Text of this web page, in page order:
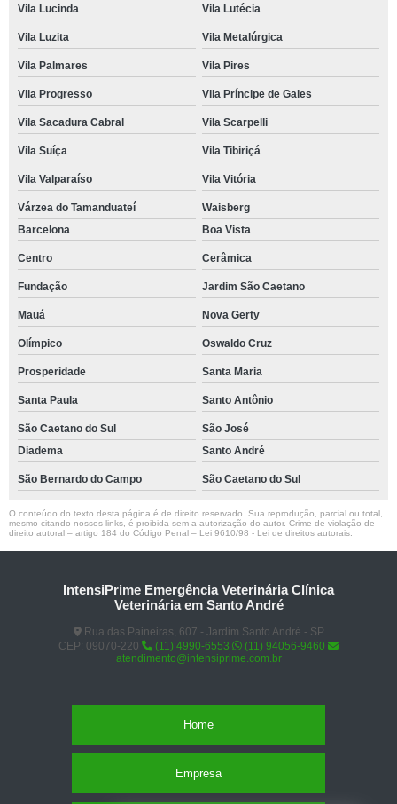
Vila Lucinda Vila Lutécia
Vila Luzita Vila Metalúrgica
Vila Palmares Vila Pires
Vila Progresso Vila Príncipe de Gales
Vila Sacadura Cabral Vila Scarpelli
Vila Suíça Vila Tibiriçá
Vila Valparaíso Vila Vitória
Várzea do Tamanduateí
Waisberg
Barcelona
Boa Vista
Centro Cerâmica
Fundação Jardim São Caetano
Mauá Nova Gerty
Olímpico Oswaldo Cruz
Prosperidade Santa Maria
Santa Paula Santo Antônio
São Caetano do Sul
São José
Diadema
Santo André
São Bernardo do Campo São Caetano do Sul
O conteúdo do texto desta página é de direito reservado. Sua reprodução, parcial ou total,
mesmo citando nossos links, é proibida sem a autorização do autor. Crime de violação de
direito autoral – artigo 184 do Código Penal – Lei 9610/98 - Lei de direitos autorais
IntensiPrime Emergência Veterinária Clínica
Veterinária em Santo André
Rua das Paineiras, 607 - Jardim Santo André - SP
CEP: 09070-220
(11) 4990-6553
(11) 94056-9460
atendimento@intensiprime.com.br
Home
Empresa